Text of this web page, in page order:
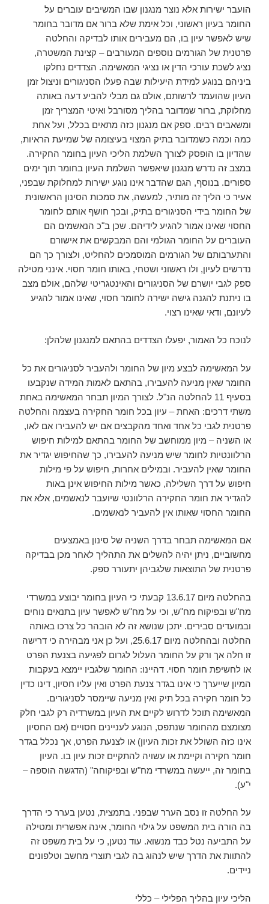
הועבר ישירות אלא נוצר מנגנון שבו המשיבים עוברים על
החומר בעיון ראשוני, וכל אימת שלא ברור אם מדובר בחומר
שיש לאפשר עיון בו, הם מעבירים אותו לבדיקה והחלטה
פרטנית של הגורמים נוספים המעורבים – קצינת המשטרה,
נציג לשכת עורכי הדין או נציגי המאשימה. הצדדים נחלקו
ביניהם בנוגע למידת היעילות שבה פעלו הסניגורים וניצול זמן
העיון שהועמד לרשותם, אולם גם מבלי להביע דעה באותה
מחלוקת, ברור שמדובר בהליך מסורבל ואיטי המצריך זמן
ומשאבים רבים. ספק אם מנגנון כזה מתאים בכלל, ועל אחת
כמה וכמה כשמדובר בתיק המצוי בעיצומה של שמיעת הראיות,
שהדיון בו הופסק לצורך השלמת הליכי העיון בחומר החקירה.
במצב זה נדרש מנגנון שיאפשר השלמת העיון בחומר תוך ימים
ספורים. בנוסף, הגם שהדבר אינו נוגע ישירות למחלוקת שבפני,
אעיר כי הליך זה מותיר, למעשה, את סמכות הסינון הראשונית
של החומר בידי הסניגורים בתיק, ובכך חושף אותם לחומר
החסוי שאינו אמור להגיע לידיהם. שכן ב"כ הנאשמים הם
העוברים על החומר הגולמי והם המבקשים את אישורם
והתערבותם של הגורמים המוסמכים להחליט, ולצורך כך הם
נדרשים לעיון, ולו ראשוני ושטחי, באותו חומר חסוי. אינני מטילה
ספק לגבי יושרם של הסניגורים והאינטגריטי שלהם, אולם מצב
בו ניתנת להגנה גישה ישירה לחומר חסוי, שאינו אמור להגיע
לעיונם, ודאי שאינו רצוי.
לנוכח כל האמור, יפעלו הצדדים בהתאם למנגנון שלהלן:
על המאשימה לבצע מיון של החומר ולהעביר לסניגורים את כל
החומר שאין מניעה להעבירו, בהתאם לאמות המידה שנקבעו
בסעיף 11 להחלטה הנ"ל. לצורך המיון תבחר המאשימה באחת
משתי דרכים: האחת – עיון בכל חומר החקירה בעצמה והחלטה
פרטנית לגבי כל אחד ואחד מהקבצים אם יש להעבירו אם לאו,
או השניה – מיון ממוחשב של החומר בהתאם למילות חיפוש
הרלוונטיות לחומר שיש מניעה להעבירו, כך שהחיפוש יגדיר את
החומר שאין להעביר. ובמילים אחרות, חיפוש על פי מילות
חיפוש על דרך השלילה, כאשר מילות החיפוש אינן באות
להגדיר את חומר החקירה הרלוונטי שיועבר לנאשמים, אלא את
החומר החסוי שאותו אין להעביר לנאשמים.
אם המאשימה תבחר בדרך השניה של סינון באמצעים
מחשוביים, ניתן יהיה להשלים את התהליך לאחר מכן בבדיקה
פרטנית של התוצאות שלגביהן יתעורר ספק.
בהחלטה מיום 13.6.17 קבעתי כי העיון בחומר יבוצע במשרדי
מח"ש ובפיקוח מח"ש, וכי על מח"ש לאפשר עיון בתנאים נוחים
ובמועדים סבירים. יתכן שנושא זה לא הובהר כל צרכו באותה
החלטה ובהחלטה מיום 25.6.17, ועל כן אני מבהירה כי דרישה
זו חלה אך ורק על החומר העלול לגרום לפגיעה בצנעת הפרט
או לחשיפת חומר חסוי. דהיינו: החומר שלגביו יימצא בעקבות
המיון שייערך כי אינו בגדר צנעת הפרט ואין עליו חסיון, דינו כדין
כל חומר חקירה בכל תיק ואין מניעה שיימסר לסניגורים.
המאשימה תוכל לדרוש לקיים את העיון במשרדיה רק לגבי חלק
מצומצם מהחומר שנתפס, הנוגע לעניינים חסויים (אם החסיון
אינו כזה השולל את זכות העיון) או לצנעת הפרט, אך נכלל בגדר
חומר חקירה וקיימת או עשויה להתקיים זכות עיון בו. העיון
בחומר זה, ייעשה במשרדי מח"ש ובפיקוחה" (הדגשה הוספה –
י"ע).
על החלטה זו נסב הערר שבפני. בתמצית, נטען בערר כי הדרך
בה הורה בית המשפט על גילוי החומר, אינה אפשרית ומטילה
על התביעה נטל כבד מנשוא. עוד נטען, כי על בית משפט זה
להתוות את הדרך שיש לנהוג בה לגבי תוצרי מחשב וטלפונים
ניידים.
הליכי עיון בהליך הפלילי – כללי